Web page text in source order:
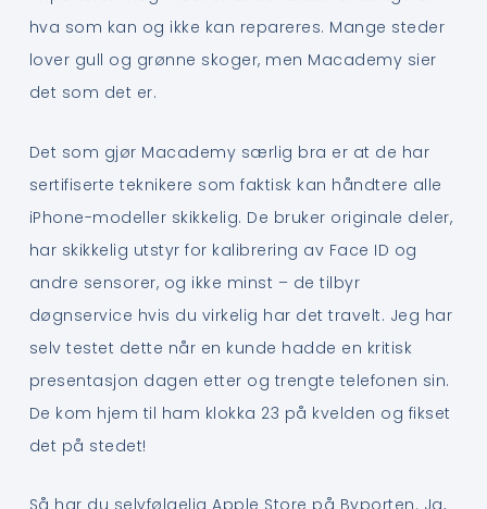
hva som kan og ikke kan repareres. Mange steder
lover gull og grønne skoger, men Macademy sier
det som det er.
Det som gjør Macademy særlig bra er at de har
sertifiserte teknikere som faktisk kan håndtere alle
iPhone-modeller skikkelig. De bruker originale deler,
har skikkelig utstyr for kalibrering av Face ID og
andre sensorer, og ikke minst – de tilbyr
døgnservice hvis du virkelig har det travelt. Jeg har
selv testet dette når en kunde hadde en kritisk
presentasjon dagen etter og trengte telefonen sin.
De kom hjem til ham klokka 23 på kvelden og fikset
det på stedet!